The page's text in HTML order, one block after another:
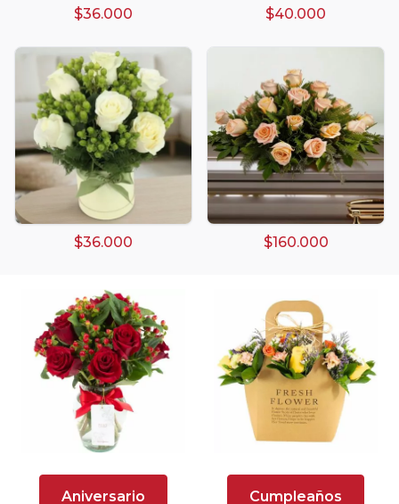
$36.000 $40.000
$36.000 $160.000
Aniversario Cumpleaños
Arreglos damasco
Arreglos de Globos
Arreglos Florales
Arreglos florales amarillos
Arreglos florales de color rojo
Arreglos Florales en Florero
Arreglos florales en tono blanco
Arreglos florales en tono lila
Arreglos florales en tono naranja
Arreglos Florales para Aniversario